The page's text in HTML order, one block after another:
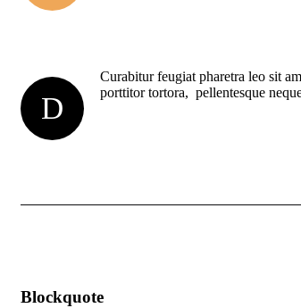
D
Curabitur feugiat pharetra leo sit
porttitor tortora, pellentesque
Blockquote